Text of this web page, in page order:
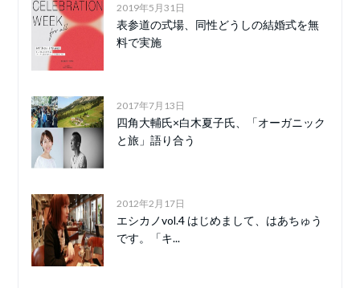
2019年5月31日
表参道の式場、同性どうしの結婚式を無
料で実施
2017年7月13日
四角大輔氏×白木夏子氏、「オーガニック
と旅」語り合う
2012年2月17日
エシカノvol.4 はじめまして、はあちゅう
です。「キ...